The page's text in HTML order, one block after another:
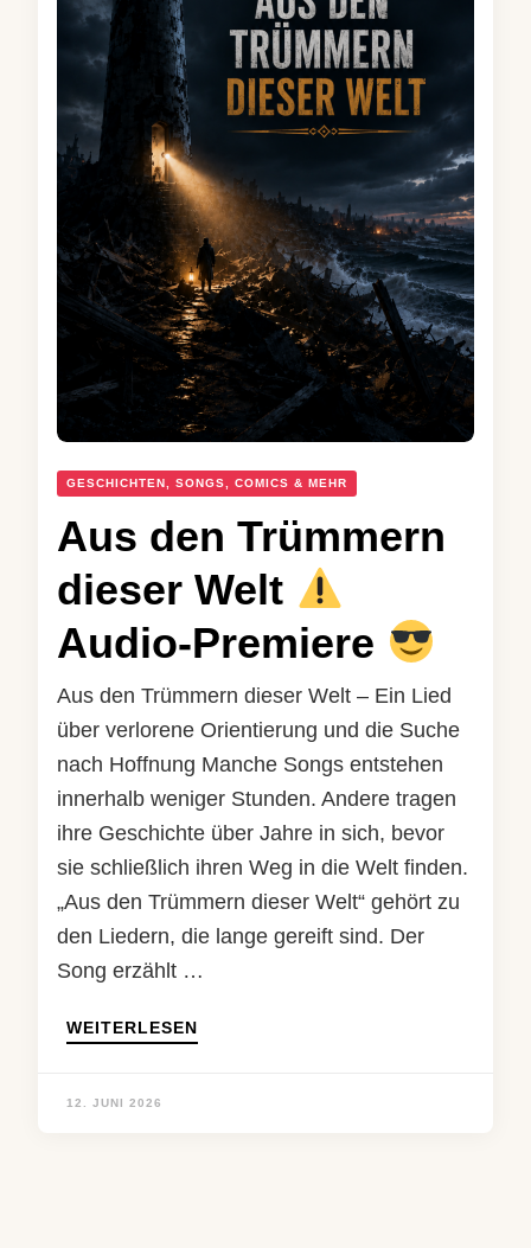
GESCHICHTEN, SONGS, COMICS & MEHR
Aus den Trümmern
dieser Welt
Audio-Premiere
Aus den Trümmern dieser Welt – Ein Lied
über verlorene Orientierung und die Suche
nach Hoffnung Manche Songs entstehen
innerhalb weniger Stunden. Andere tragen
ihre Geschichte über Jahre in sich, bevor
sie schließlich ihren Weg in die Welt finden.
„Aus den Trümmern dieser Welt“ gehört zu
den Liedern, die lange gereift sind. Der
Song erzählt …
WEITERLESEN
12. JUNI 2026